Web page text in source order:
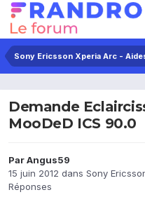
Demande
MooDeD ICS 90.0
ParAngus59
15 juin 2012 dans Sony
Réponses